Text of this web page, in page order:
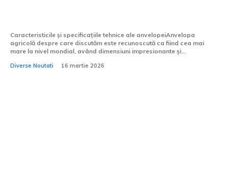
Caracteristicile și specificațiile tehnice ale anvelopeiAnvelopa
agricolă despre care discutăm este recunoscută ca fiind cea mai
mare la nivel mondial, având dimensiuni impresionante și...
Diverse Noutati 16 martie 2026